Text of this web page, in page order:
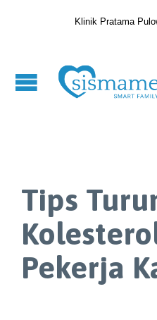
Klinik Pratama
Tips
Pekerja